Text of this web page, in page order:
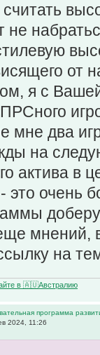
не
от
я с
мне два
на
актива в
это очень
мнений,
на
в 🇦🇺Австралию
программа
2024, 11:26